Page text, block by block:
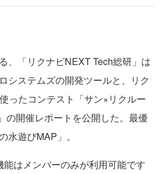
、「リクナビNEXT Tech総研」は
システムズの開発ツールと、リク
ったコンテスト「サン×リクルー
の開催レポートを公開した。最優
水遊びMAP」。
はメンバーのみが利用可能です